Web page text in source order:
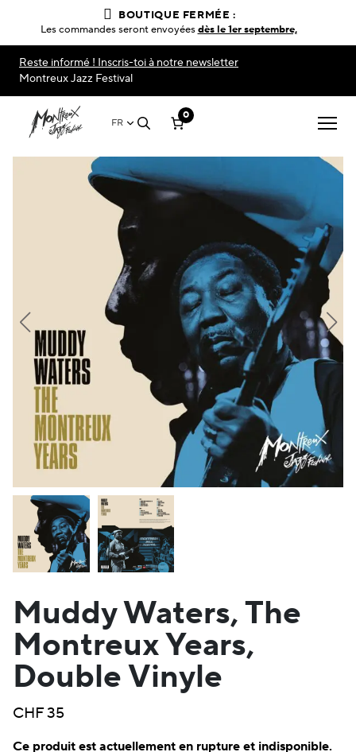
Reste informé ! Inscris-toi à notre newsletter
Montreux Jazz Festival
FR
0
Muddy Waters, The
Montreux Years,
Double Vinyle
CHF35
Ce produit est actuellement en rupture et indisponible.
BOUTIQUE FERMÉE :
Les commandes seront envoyéesdès le 1er septembre,